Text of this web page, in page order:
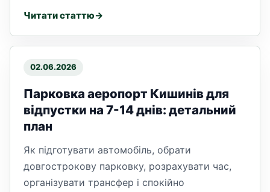
Читати статтю
02.06.2026
Парковка аеропорт Кишинів для
відпустки на 7-14 днів: детальний
план
Як підготувати автомобіль, обрати
довгострокову парковку, розрахувати час,
організувати трансфер і спокійно